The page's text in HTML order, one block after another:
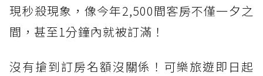
現秒殺現象，像今年2,500間客房不僅一夕之
間，甚至1分鐘內就被訂滿！
沒有搶到訂房名額沒關係！可樂旅遊即日起